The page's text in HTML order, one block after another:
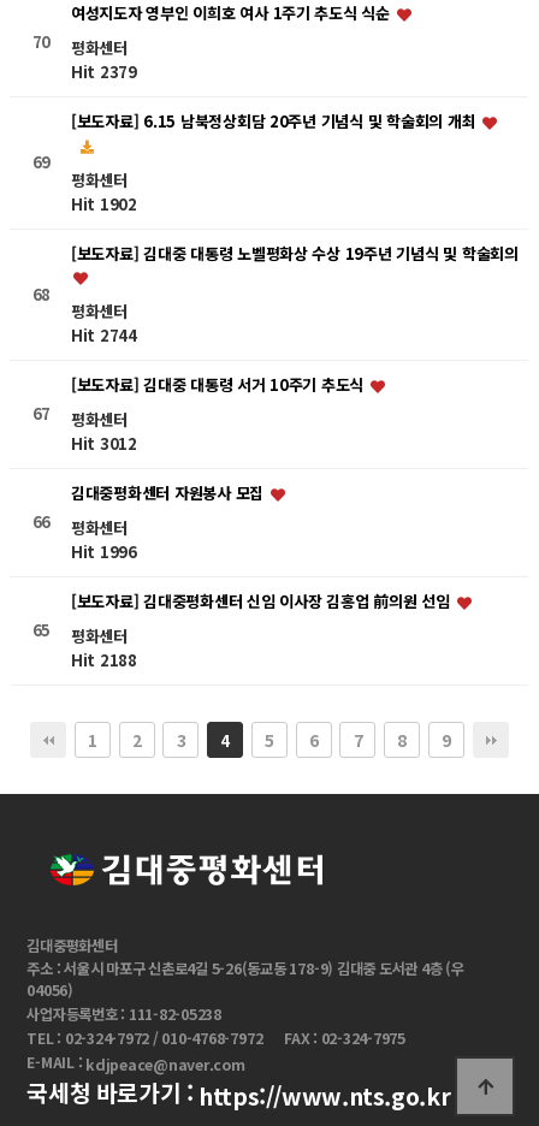
70
여성지도자 영부인 이희호 여사 1주기 추도식 식순
평화센터
Hit 2379
69
[보도자료] 6.15 남북정상회담 20주년 기념식 및 학술회의 개최
평화센터
Hit 1902
68
[보도자료] 김대중 대통령 노벨평화상 수상 19주년 기념식 및 학술회의
평화센터
Hit 2744
67
[보도자료] 김대중 대통령 서거 10주기 추도식
평화센터
Hit 3012
66
김대중평화센터 자원봉사 모집
평화센터
Hit 1996
65
[보도자료] 김대중평화센터 신임 이사장 김홍업 前의원 선임
평화센터
Hit 2188
1 2 3 4 5 6 7 8 9
김대중평화센터
주소 : 서울시 마포구 신촌로4길 5-26(동교동 178-9) 김대중 도서관 4층 (우
04056)
사업자등록번호 : 111-82-05238
TEL : 02-324-7972 / 010-4768-7972
FAX : 02-324-7975
E-MAIL : kdjpeace@naver.com
국세청 바로가기 : https://www.nts.go.kr